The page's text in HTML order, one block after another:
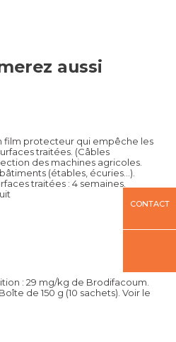
aussi
film protecteur qui empêche les
traitées. (Câbles
des machines agricoles.
(étables, écuries...).
traitées : 4 semaines.
: 29 mg/kg de Brodifacoum.
de 150 g (10 sachets). Voir le
CONTACT